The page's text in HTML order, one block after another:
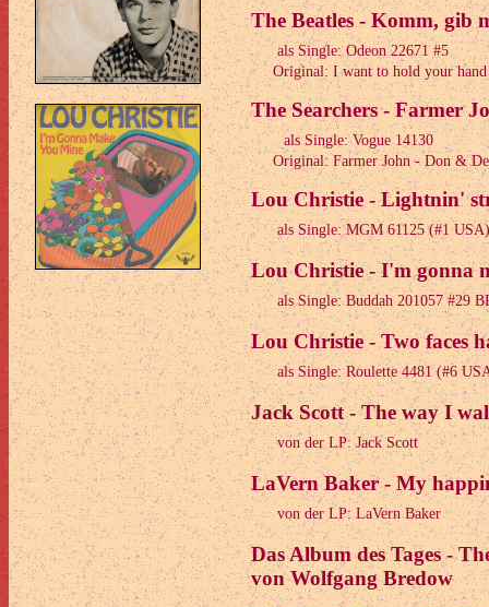
The Beatles - Komm, gib
als Single: Odeon 22671 #5
Original: I want to hold your hand
The Searchers - Farmer
als Single: Vogue 14130
Original: Farmer John - Don &
Lou Christie - Lightnin'
als Single: MGM 61125 (#1 USA)
Lou Christie - I'm gonna
als Single: Buddah 201057 #29
Lou Christie - Two faces
als Single: Roulette 4481 (#6
Jack Scott - The way I
von der LP: Jack Scott
LaVern Baker - My
von der LP: LaVern Baker
Das Album des Tages -
von Wolfgang Bredow